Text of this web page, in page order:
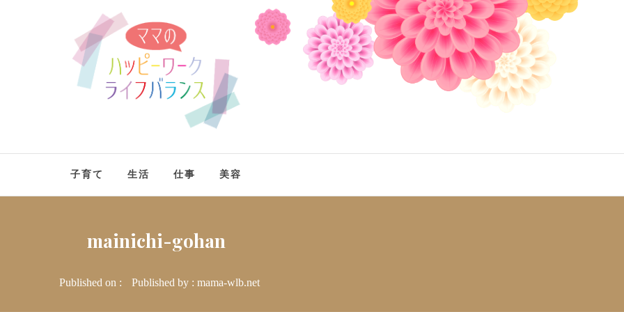
ママのハッピーワークラ
イフバランス
子育て 生活 仕事 美容
mainichi-gohan
Published on : Published by : mama-wlb.net